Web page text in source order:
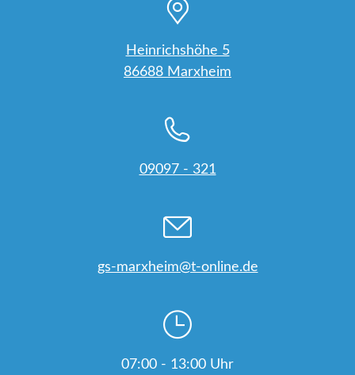
Heinrichshöhe 5
86688 Marxheim
09097 - 321
gs-marxheim@t-online.de
07:00 - 13:00 Uhr